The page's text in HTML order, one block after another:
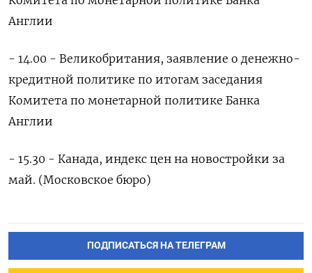
Англии
- 14.00 - Великобритания, заявление о денежно-
кредитной политике по итогам заседания
Комитета по монетарной политике Банка
Англии
- 15.30 - Канада, индекс цен на новостройки за
май. (Московское бюро)
ПОДПИСАТЬСЯ НА ТЕЛЕГРАМ